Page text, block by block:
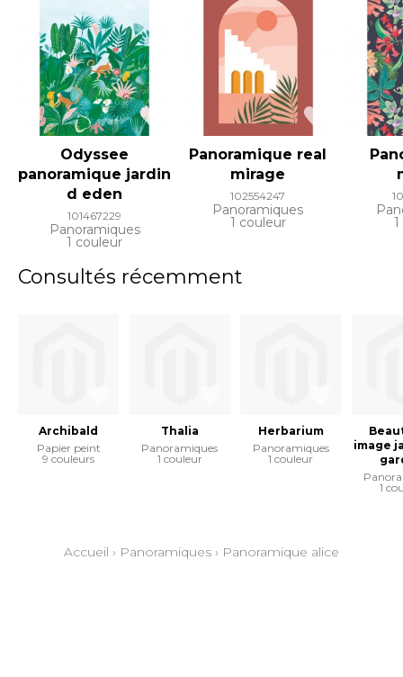
Odyssee
panoramique jardin
d eden
101467229
Panoramiques
1 couleur
Panoramique real
mirage
102554247
Panoramiques
1 couleur
Consultés récemment
Archibald
Papier peint
9 couleurs
Thalia
Panoramiques
1 couleur
Herbarium
Panoramiques
1 couleur
image
1
Accueil › Panoramiques › Panoramique alice